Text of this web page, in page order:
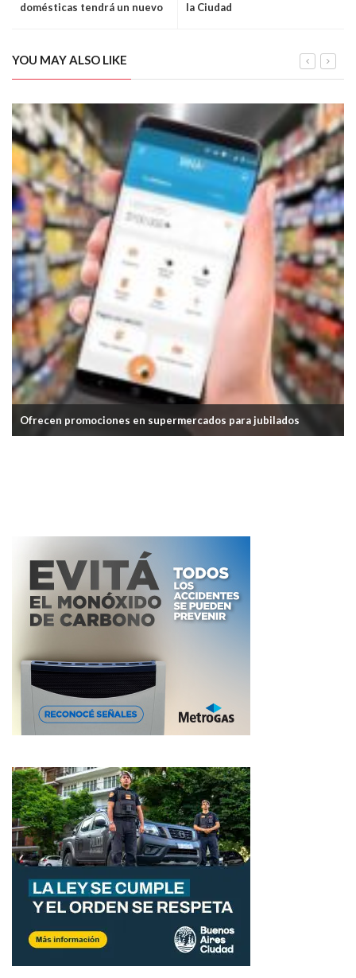
domésticas tendrá un nuevo
la Ciudad
YOU MAY ALSO LIKE
Ofrecen promociones en supermercados para jubilados